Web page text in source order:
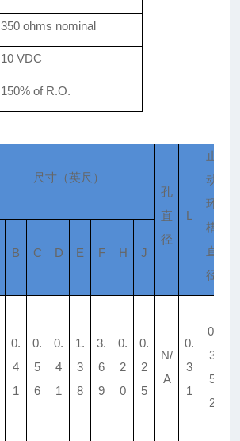
350 ohms nominal
10 VDC
150% of R.O.
尺寸（英尺）
孔
直
径
L
止
动
环
槽
直
径
B C D E F H J
0.
4
1
0.
5
6
0.
4
1
1.
3
8
3.
6
9
0.
2
0
0.
2
5
N/
A
0.
3
1
0.
3
5
2